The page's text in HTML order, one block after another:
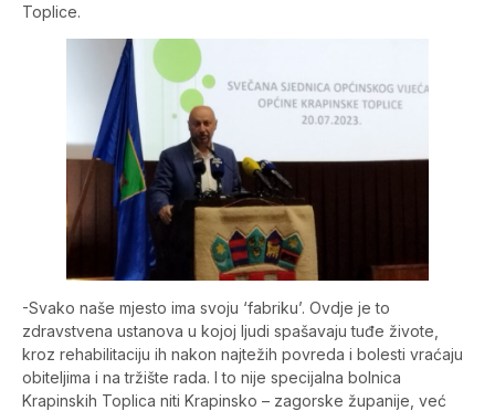
Toplice.
-Svako naše mjesto ima svoju ‘fabriku’. Ovdje je to
zdravstvena ustanova u kojoj ljudi spašavaju tuđe živote,
kroz rehabilitaciju ih nakon najtežih povreda i bolesti vraćaju
obiteljima i na tržište rada. I to nije specijalna bolnica
Krapinskih Toplica niti Krapinsko – zagorske županije, već